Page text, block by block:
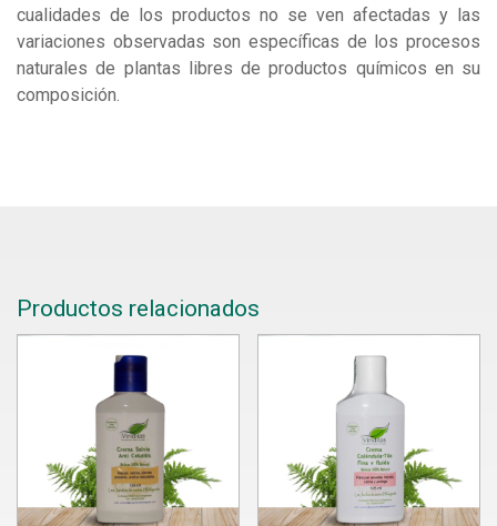
cualidades de los productos no se ven afectadas y las
variaciones observadas son específicas de los procesos
naturales de plantas libres de productos químicos en su
composición.
Productos relacionados